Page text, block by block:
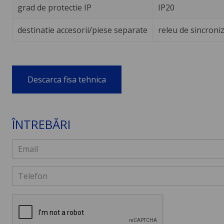
grad de protectie IP IP20
destinatie accesorii/piese separate releu de
Descarca fisa tehnica
ÎNTREBĂRI